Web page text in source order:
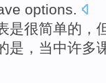
options.
是很简单的，
是 ， 当中许多